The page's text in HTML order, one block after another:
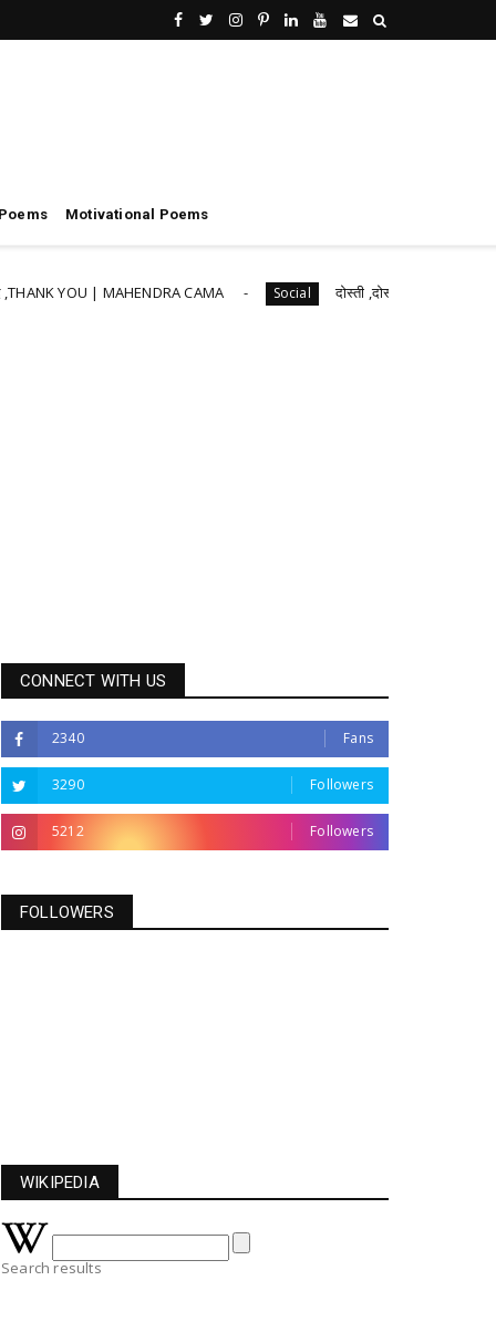
Motivational Poems
YOU | MAHENDRA CAMA Social दोस्ती ,दोस्ती | महेंद्र सिंह कामा ,
CONNECT WITH US
2340 Fans
3290 Followers
5212 Followers
FOLLOWERS
WIKIPEDIA
Search results